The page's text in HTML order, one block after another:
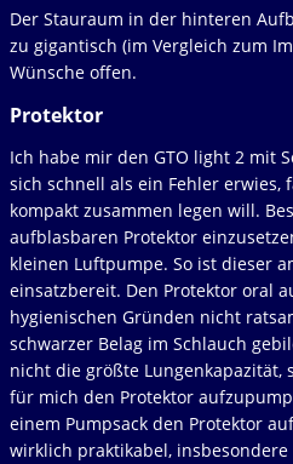
Der Stauraum in der hinteren
zu gigantisch (im Vergleich zum
Wünsche offen.
Protektor
Ich habe mir den GTO light 2 mit
sich schnell als ein Fehler erwies,
kompakt zusammen legen will.
aufblasbaren Protektor
kleinen Luftpumpe. So ist dieser
einsatzbereit. Den Protektor oral
hygienischen Gründen nicht
schwarzer Belag im Schlauch
nicht die größte Lungenkapazität,
für mich den Protektor
einem Pumpsack den Protektor
wirklich praktikabel,